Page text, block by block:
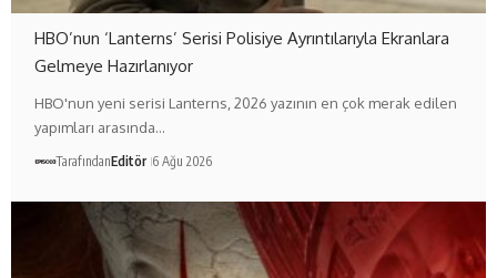
HBO’nun ‘Lanterns’ Serisi Polisiye Ayrıntılarıyla Ekranlara
Gelmeye Hazırlanıyor
HBO'nun yeni serisi Lanterns, 2026 yazının en çok merak edilen
yapımları arasında…
TarafındanEditör 6 Ağu 2026